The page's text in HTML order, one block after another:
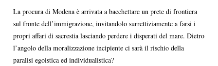
La procura di Modena è arrivata a bacchettare un prete di frontiera
sul fronte dell’immigrazione, invitandolo surrettiziamente a farsi i
propri affari di sacrestia lasciando perdere i disperati del mare. Dietro
l’angolo della moralizzazione incipiente ci sarà il rischio della
paralisi egoistica ed individualistica?